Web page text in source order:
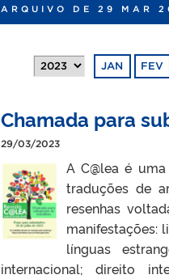
ARQUIVO DE 29 MAR
JAN FEV
Chamada para
29/03/2023
A C@lea é
traduções de
resenhas
manifestações:
línguas
internacional; direito